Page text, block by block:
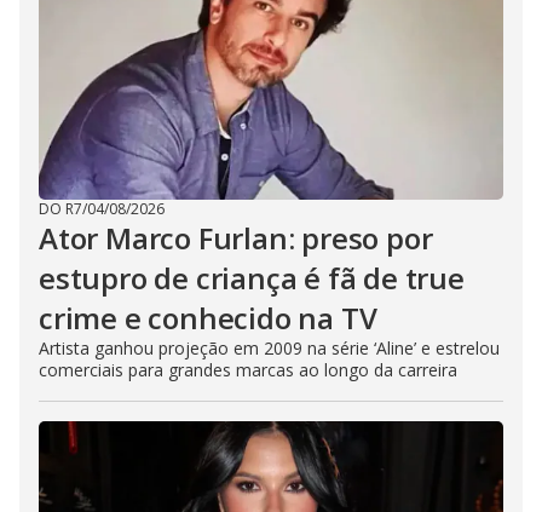
DO R7/04/08/2026
Ator Marco Furlan: preso por
estupro de criança é fã de true
crime e conhecido na TV
Artista ganhou projeção em 2009 na série ‘Aline’ e estrelou
comerciais para grandes marcas ao longo da carreira